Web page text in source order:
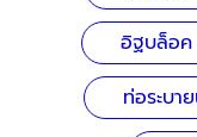
อิฐบล็อค
ท่อระบา